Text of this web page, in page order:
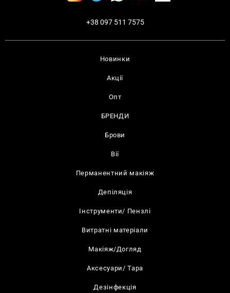
Новинки
Акції
Опт
БРЕНДИ
Брови
Вії
Перманентний макіяж
Депіляція
Інструменти/ Пензлі
Витратні матеріали
Макіяж/Догляд
Аксесуари/ Тара
Дезінфекція
+38 097 511 7575